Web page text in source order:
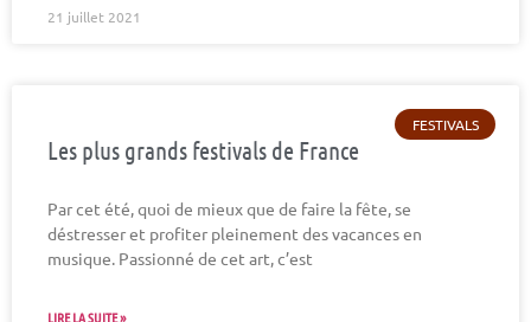
21 juillet 2021
FESTIVALS
Les plus grands festivals de France
Par cet été, quoi de mieux que de faire la fête, se
déstresser et profiter pleinement des vacances en
musique. Passionné de cet art, c’est
LIRE LA SUITE »